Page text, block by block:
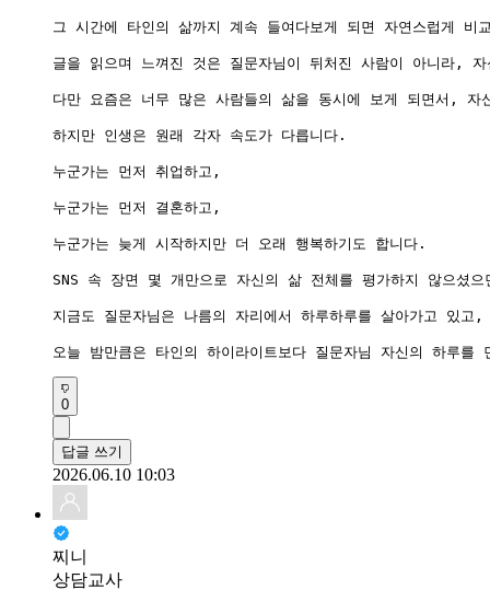
그 시간에 타인의 삶까지 계속 들여다보게 되면 자연스럽게 비
글을 읽으며 느껴진 것은 질문자님이 뒤처진 사람이 아니라,
다만 요즘은 너무 많은 사람들의 삶을 동시에 보게 되면서,
하지만 인생은 원래 각자 속도가 다릅니다.
누군가는 먼저 취업하고,
누군가는 먼저 결혼하고,
누군가는 늦게 시작하지만 더 오래 행복하기도 합니다.
SNS 속 장면 몇 개만으로 자신의 삶 전체를 평가하지 않으셨으
지금도 질문자님은 나름의 자리에서 하루하루를 살아가고 있
0
답글 쓰기
2026.06.10 10:03
찌니
상담교사